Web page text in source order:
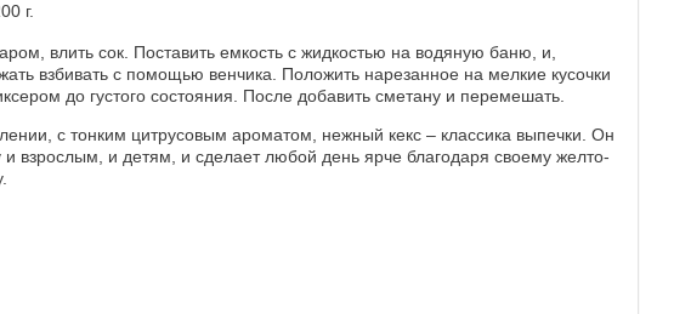
г.
влить сок. Поставить емкость с жидкостью на водяную баню, и,
взбивать с помощью венчика. Положить нарезанное на мелкие кусочки
до густого состояния. После добавить сметану и перемешать.
с тонким цитрусовым ароматом, нежный кекс – классика выпечки. Он
и взрослым, и детям, и сделает любой день ярче благодаря своему желто-